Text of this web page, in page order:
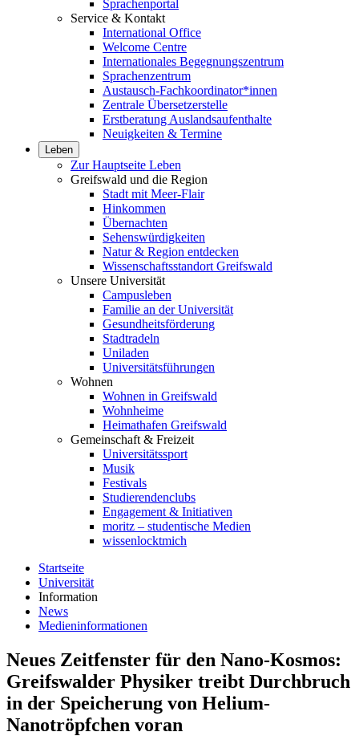
Sprachenportal
Service & Kontakt
International Office
Welcome Centre
Internationales Begegnungszentrum
Sprachenzentrum
Austausch-Fachkoordinator*innen
Zentrale Übersetzerstelle
Erstberatung Auslandsaufenthalte
Neuigkeiten & Termine
Leben
Zur Hauptseite Leben
Greifswald und die Region
Stadt mit Meer-Flair
Hinkommen
Übernachten
Sehenswürdigkeiten
Natur & Region entdecken
Wissenschaftsstandort Greifswald
Unsere Universität
Campusleben
Familie an der Universität
Gesundheitsförderung
Stadtradeln
Uniladen
Universitätsführungen
Wohnen
Wohnen in Greifswald
Wohnheime
Heimathafen Greifswald
Gemeinschaft & Freizeit
Universitätssport
Musik
Festivals
Studierendenclubs
Engagement & Initiativen
moritz – studentische Medien
wissenlocktmich
Startseite
Universität
Information
News
Medieninformationen
Neues Zeitfenster für den Nano-Kosmos:
Greifswalder Physiker treibt Durchbruch
in der Speicherung von Helium-
Nanotröpfchen voran